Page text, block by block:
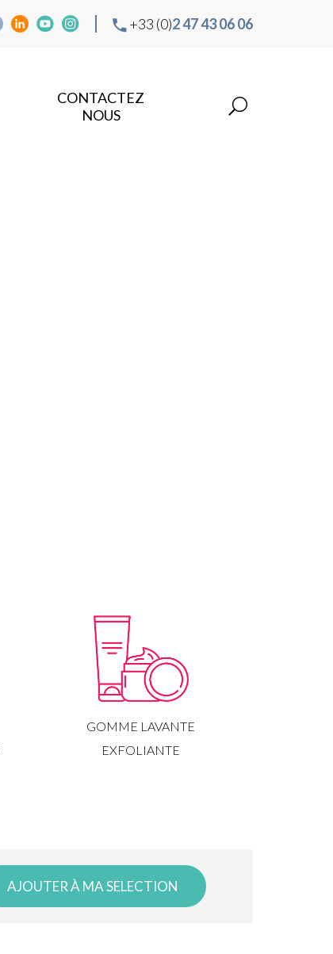
+33 (0)2 47 43 06 06
CONTACTEZ
NOUS
GOMME LAVANTE
EXFOLIANTE
AJOUTER À MA SELECTION